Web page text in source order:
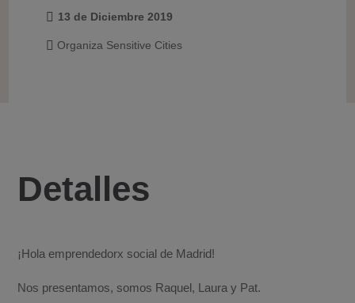
 13 de Diciembre 2019
 Organiza Sensitive Cities
Detalles
¡Hola emprendedorx social de Madrid!
Nos presentamos, somos Raquel, Laura y Pat.